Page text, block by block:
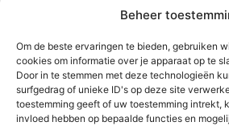
Beheer
Om de beste ervaringen te bieden, gebruiken
cookies om informatie over je apparaat op te
Door in te stemmen met deze technologieën
surfgedrag of unieke ID's op deze site
toestemming geeft of uw toestemming intrekt,
invloed hebben op bepaalde functies en
Leudal
Maasgouw
Echt-Susteren